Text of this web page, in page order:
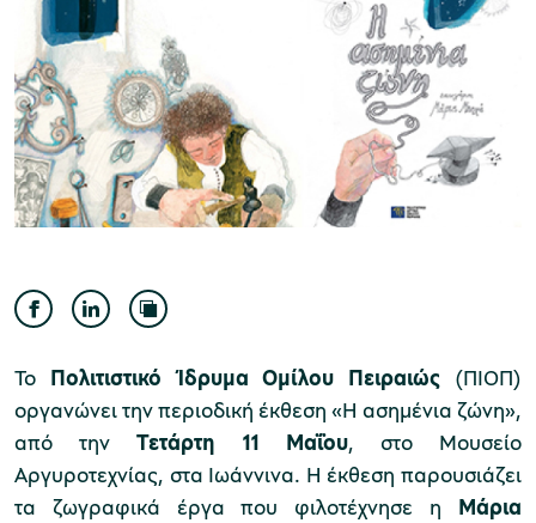
Μουσείο Ελιάς και Ελληνικού Λαδιού
Λέσβου
Μουσείο Πλινθοκεραμοποιίας N. & Σ.
Τσαλαπάτα
Το Πολιτιστικό Ίδρυμα Ομίλου Πειραιώς (ΠΙΟΠ)
οργανώνει την περιοδική έκθεση «Η ασημένια ζώνη»,
από τηνΤετάρτη 11 Μαΐου, στο Μουσείο
Αργυροτεχνίας, στα Ιωάννινα. Η έκθεση παρουσιάζει
τα ζωγραφικά έργα που φιλοτέχνησε η Μάρια